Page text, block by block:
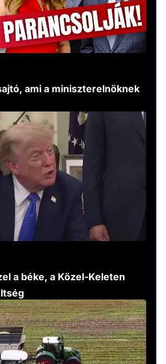
ami a miniszterelnöknek
a béke, a Közel-Keleten